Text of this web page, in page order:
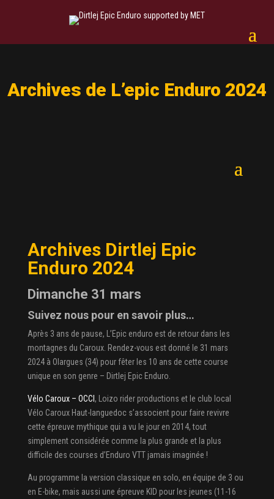
Archives de L’epic Enduro 2024
Archives Dirtlej Epic
Enduro 2024
Dimanche 31 mars
Suivez nous pour en savoir plus…
Après 3 ans de pause, L’Epic enduro est de retour dans les
montagnes du Caroux. Rendez-vous est donné le 31 mars
2024 à Olargues (34) pour fêter les 10 ans de cette course
unique en son genre – Dirtlej Epic Enduro.
Vélo Caroux – OCCI , Loizo rider productions et le club local
Vélo Caroux Haut-languedoc s’associent pour faire revivre
cette épreuve mythique qui a vu le jour en 2014, tout
simplement considérée comme la plus grande et la plus
difficile des courses d’Enduro VTT jamais imaginée !
Au programme la version classique en solo, en équipe de 3 ou
en E-bike, mais aussi une épreuve KID pour les jeunes (11-16